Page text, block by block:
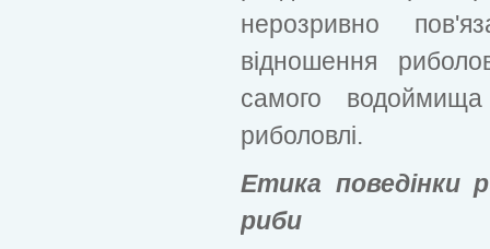
нерозривно
відношення
самого
риболовлі.
Етика поведінки
риби